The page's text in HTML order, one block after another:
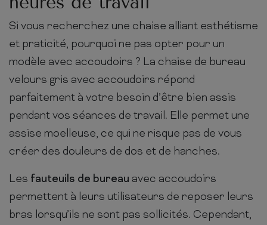
Si vous recherchez une chaise alliant esthétisme
et praticité, pourquoi ne pas opter pour un
modèle avec accoudoirs ? La chaise de bureau
velours gris avec accoudoirs répond
parfaitement à votre besoin d’être bien assis
pendant vos séances de travail. Elle permet une
assise moelleuse, ce qui ne risque pas de vous
créer des douleurs de dos et de hanches.
Les fauteuils de bureau avec accoudoirs
permettent à leurs utilisateurs de reposer leurs
bras lorsqu’ils ne sont pas sollicités. Cependant,